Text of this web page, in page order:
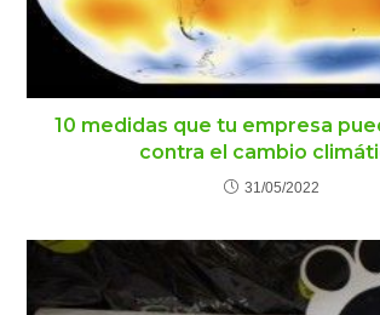
10 medidas que tu empresa
contra el cambio
31/05/2022